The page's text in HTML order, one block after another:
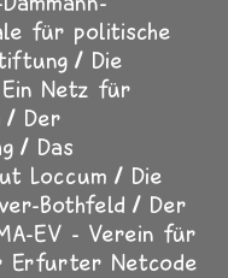
für politische
Die
Ein Netz für
Der
Das
Loccum
Die
Bothfeld
Der
EV - Verein für
Erfurter Netcode